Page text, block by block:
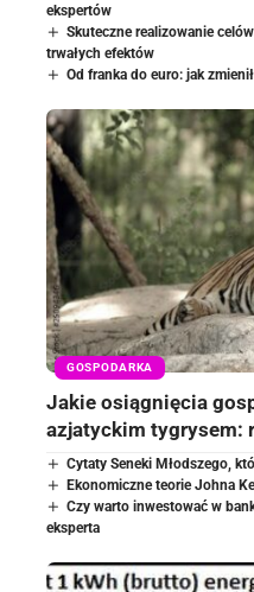
ekspertów
Skuteczne realizowanie
trwałych efektów
Od franka do euro: jak
GOSPODARKA
Jakie osiągnięcia
azjatyckim tygrysem:
Cytaty Seneki Młodszego,
Ekonomiczne teorie Johna
Czy warto inwestować w
eksperta